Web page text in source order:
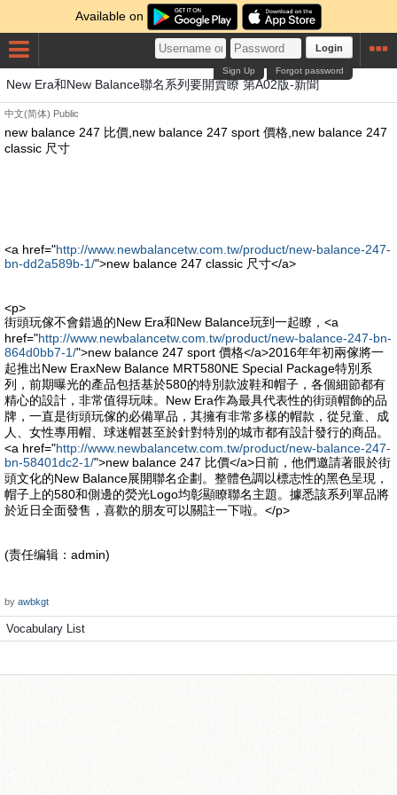
Available on
Login
Forgot password
Sign Up
New Era和New Balance聯名系列要開賣瞭 第A02版-新聞
中文(简体) Public
new balance 247 比價,new balance 247 sport 價格,new balance 247
classic 尺寸
<a href="http://www.newbalancetw.com.tw/product/new-balance-247-
bn-dd2a589b-1/">new balance 247 classic 尺寸</a>
<p>
街頭玩傢不會錯過的New Era和New Balance玩到一起瞭，<a
href="http://www.newbalancetw.com.tw/product/new-balance-247-bn-
864d0bb7-1/">new balance 247 sport 價格</a>2016年年初兩傢將一
起推出New EraxNew Balance MRT580NE Special Package特別系
列，前期曝光的產品包括基於580的特別款波鞋和帽子，各個細節都有
精心的設計，非常值得玩味。New Era作為最具代表性的街頭帽飾的品
牌，一直是街頭玩傢的必備單品，其擁有非常多樣的帽款，從兒童、成
人、女性專用帽、球迷帽甚至於針對特別的城市都有設計發行的商品。
<a href="http://www.newbalancetw.com.tw/product/new-balance-247-
bn-58401dc2-1/">new balance 247 比價</a>日前，他們邀請著眼於街
頭文化的New Balance展開聯名企劃。整體色調以標志性的黑色呈現，
帽子上的580和側邊的熒光Logo均彰顯瞭聯名主題。據悉該系列單品將
於近日全面發售，喜歡的朋友可以關註一下啦。</p>
(责任编辑：admin)
by awbkgt
Vocabulary List